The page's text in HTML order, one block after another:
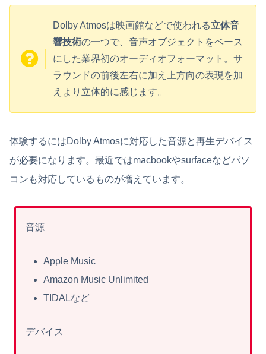
Dolby Atmosは映画館などで使われる立体音
響技術の一つで、音声オブジェクトをベース
にした業界初のオーディオフォーマット。サ
ラウンドの前後左右に加え上方向の表現を加
えより立体的に感じます。
体験するにはDolby Atmosに対応した音源と再生デバイス
が必要になります。最近ではmacbookやsurfaceなどパソ
コンも対応しているものが増えています。
音源
Apple Music
Amazon Music Unlimited
TIDALなど
デバイス